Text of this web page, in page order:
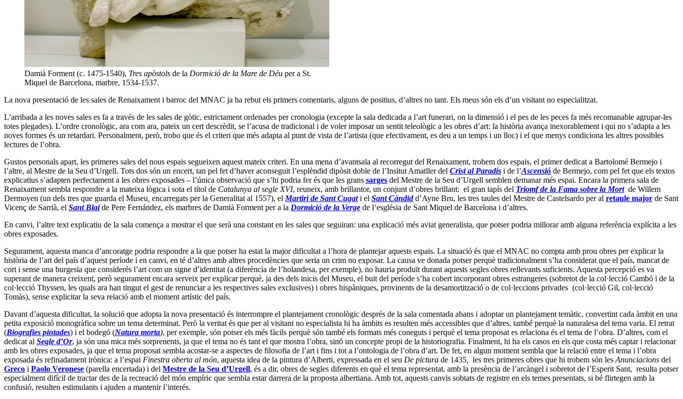
Damià Forment (c. 1475-1540), Tres apòstols de la Dormició de la Mare de Déu per a St.
Miquel de Barcelona, marbre, 1534-1537.
La nova presentació de les sales de Renaixament i barroc del MNAC ja ha rebut els primers comentaris, alguns de positius, d’altres no tant. Els meus són els d’un visitant no especialitzat.
L’arribada a les noves sales es fa a través de les sales de gòtic, estrictament ordenades per cronologia (excepte la sala dedicada a l’art funerari, on la dimensió i el pes de les peces fa més recomanable agrupar-les
totes plegades). L’ordre cronològic, ara com ara, pateix un cert descrèdit, se l’acusa de tradicional i de voler imposar un sentit teleològic a les obres d’art: la història avança inexorablement i qui no s’adapta a les
noves formes és un retardari. Personalment, però, trobo que és el criteri que més adapta al punt de vista de l’artista (que efectivament, es deu a un temps i un lloc) i el que menys condiciona les altres possibles
lectures de l’obra.
Gustos personals apart, les primeres sales del nous espais segueixen aquest mateix criteri. En una mena d’avantsala al recorregut del Renaixament, trobem dos espais, el primer dedicat a Bartolomé Bermejo i
l’altre, al Mestre de la Seu d’Urgell. Tots dos són un encert, tan pel fet d’haver aconseguit l’esplèndid dipòsit doble de l’Insitut Amatller del Crist al Paradís i de l’Ascensió de Bermejo, com pel fet que els textos
explicatius s’adapten perfectament a les obres exposades – l’única observació que s’hi podria fer és que les grans sarges del Mestre de la Seu d’Urgell semblen demanar més espai. Encara la primera sala de
Renaixament sembla respondre a la mateixa lògica i sota el títol de Catalunya al segle XVI, reuneix, amb brillantor, un conjunt d’obres brillant: el gran tapís del Triomf de la Fama sobre la Mortde Willem
Dermoyen (un dels tres que guarda el Museu encarregats per la Generalitat al 1557), el Martiri de Sant Cugati el Sant Càndidd’Ayne Bru, les tres taules del Mestre de Castelsardo per al retaule major de Sant
Vicenç de Sarrià, el Sant Blaide Pere Fernández, els marbres de Damià Forment per a la Dormició de la Verge de l’església de Sant Miquel de Barcelona i d’altres.
En canvi, l’altre text explicatiu de la sala comença a mostrar el que serà una constant en les sales que seguiran: una explicació més aviat generalista, que potser podria millorar amb alguna referència explícita a les
obres exposades.
Segurament, aquesta manca d’ancoratge podria respondre a la que potser ha estat la major dificultat a l’hora de plantejar aquests espais. La situació és que el MNAC no compta amb prou obres per explicar la
història de l’art del país d’aquest període i en canvi, en té d’altres amb altres procedències que seria un crim no exposar. La causa ve donada potser perquè tradicionalment s’ha considerat que el país, mancat de
cort i sense una burgesia que considerés l’art com un signe d’identitat (a diferència de l’holandesa, per exemple), no hauria produït durant aquests segles obres rellevants suficients. Aquesta percepció es va
superant de manera creixent, però segurament encara serveix per explicar perquè, ja des dels inicis del Museu, el buit del període s’ha cobert incorporant obres estrangeres (sobretot de la col·lecció Cambó i de la
col·lecció Thyssen, les quals ara han tingut el gest de renunciar a les respectives sales exclusives) i obres hispàniques, provinents de la desamortització o de col·leccions privades (col·lecció Gil, col·lecció
Tomàs), sense explicitar la seva relació amb el moment artístic del país.
Davant d’aquesta dificultat, la solució que adopta la nova presentació és interrompre el plantejament cronològic després de la sala comentada abans i adoptar un plantejament temàtic, convertint cada àmbit en una
petita exposició monogràfica sobre un tema determinat. Però la veritat és que per al visitant no especialista hi ha àmbits es resulten més accessibles que d’altres, també perquè la naturalesa del tema varia. El retrat
(Biografies pintades) i el bodegó (Natura morta), per exemple, són potser els més fàcils perquè són també els formats més coneguts i perquè el tema proposat es relaciona és el tema de l’obra. D’altres, com el
dedicat al Segle d’Or, ja són una mica més sorprenents, ja que el tema no és tant el que mostra l’obra, sinó un concepte propi de la historiografia. Finalment, hi ha els casos en els que costa més captar i relacionar
amb les obres exposades, ja que el tema proposat sembla acostar-se a aspectes de filosofia de l’art i fins i tot a l’ontologia de l’obra d’art. De fet, en algun moment sembla que la relació entre el tema i l’obra
exposada és refinadament irònica: a l’espai Finestra oberta al món, aquesta idea de la pintura d’Alberti, expressada en el seu De pictura de 1435 les tres primeres obres que hi trobem són les Anunciacions del
Greco i Paolo Veronese (parella encertada) i del Mestre de la Seu d’Urgell, és a dir, obres de segles diferents en què el tema representat, amb la presència de l’arcàngel i sobretot de l’Esperit Sant, resulta potser
especialment difícil de tractar des de la recreació del món empíric que sembla estar darrera de la proposta albertiana. Amb tot, aquests canvis sobtats de registre en els temes presentats, si bé flirtegen amb la
confusió, resulten estimulants i ajuden a mantenir l’interés.